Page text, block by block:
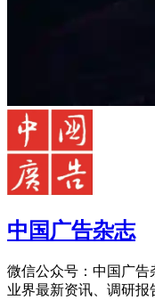
中国广告杂志
微信公众号：中国广告
业界最新资讯、调研